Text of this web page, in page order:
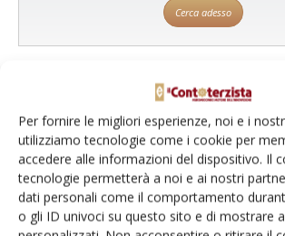
Per fornire le migliori esperienze, noi e i
utilizziamo tecnologie come i cookie per
accedere alle informazioni del dispositivo. Il
tecnologie permetterà a noi e ai nostri
dati personali come il comportamento
o gli ID univoci su questo sito e di mostrare
Cerca adesso
L'Esperto risponde
I consigli di Terra e Vita agli
Cerca adesso